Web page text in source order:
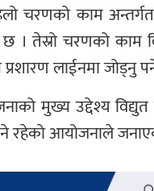
चरणको काम
। तेस्रो चरणको काम
प्रशारण लाईनमा जोड्नु
मुख्य उद्देश्य विद्युत
रहेको आयोजनाले